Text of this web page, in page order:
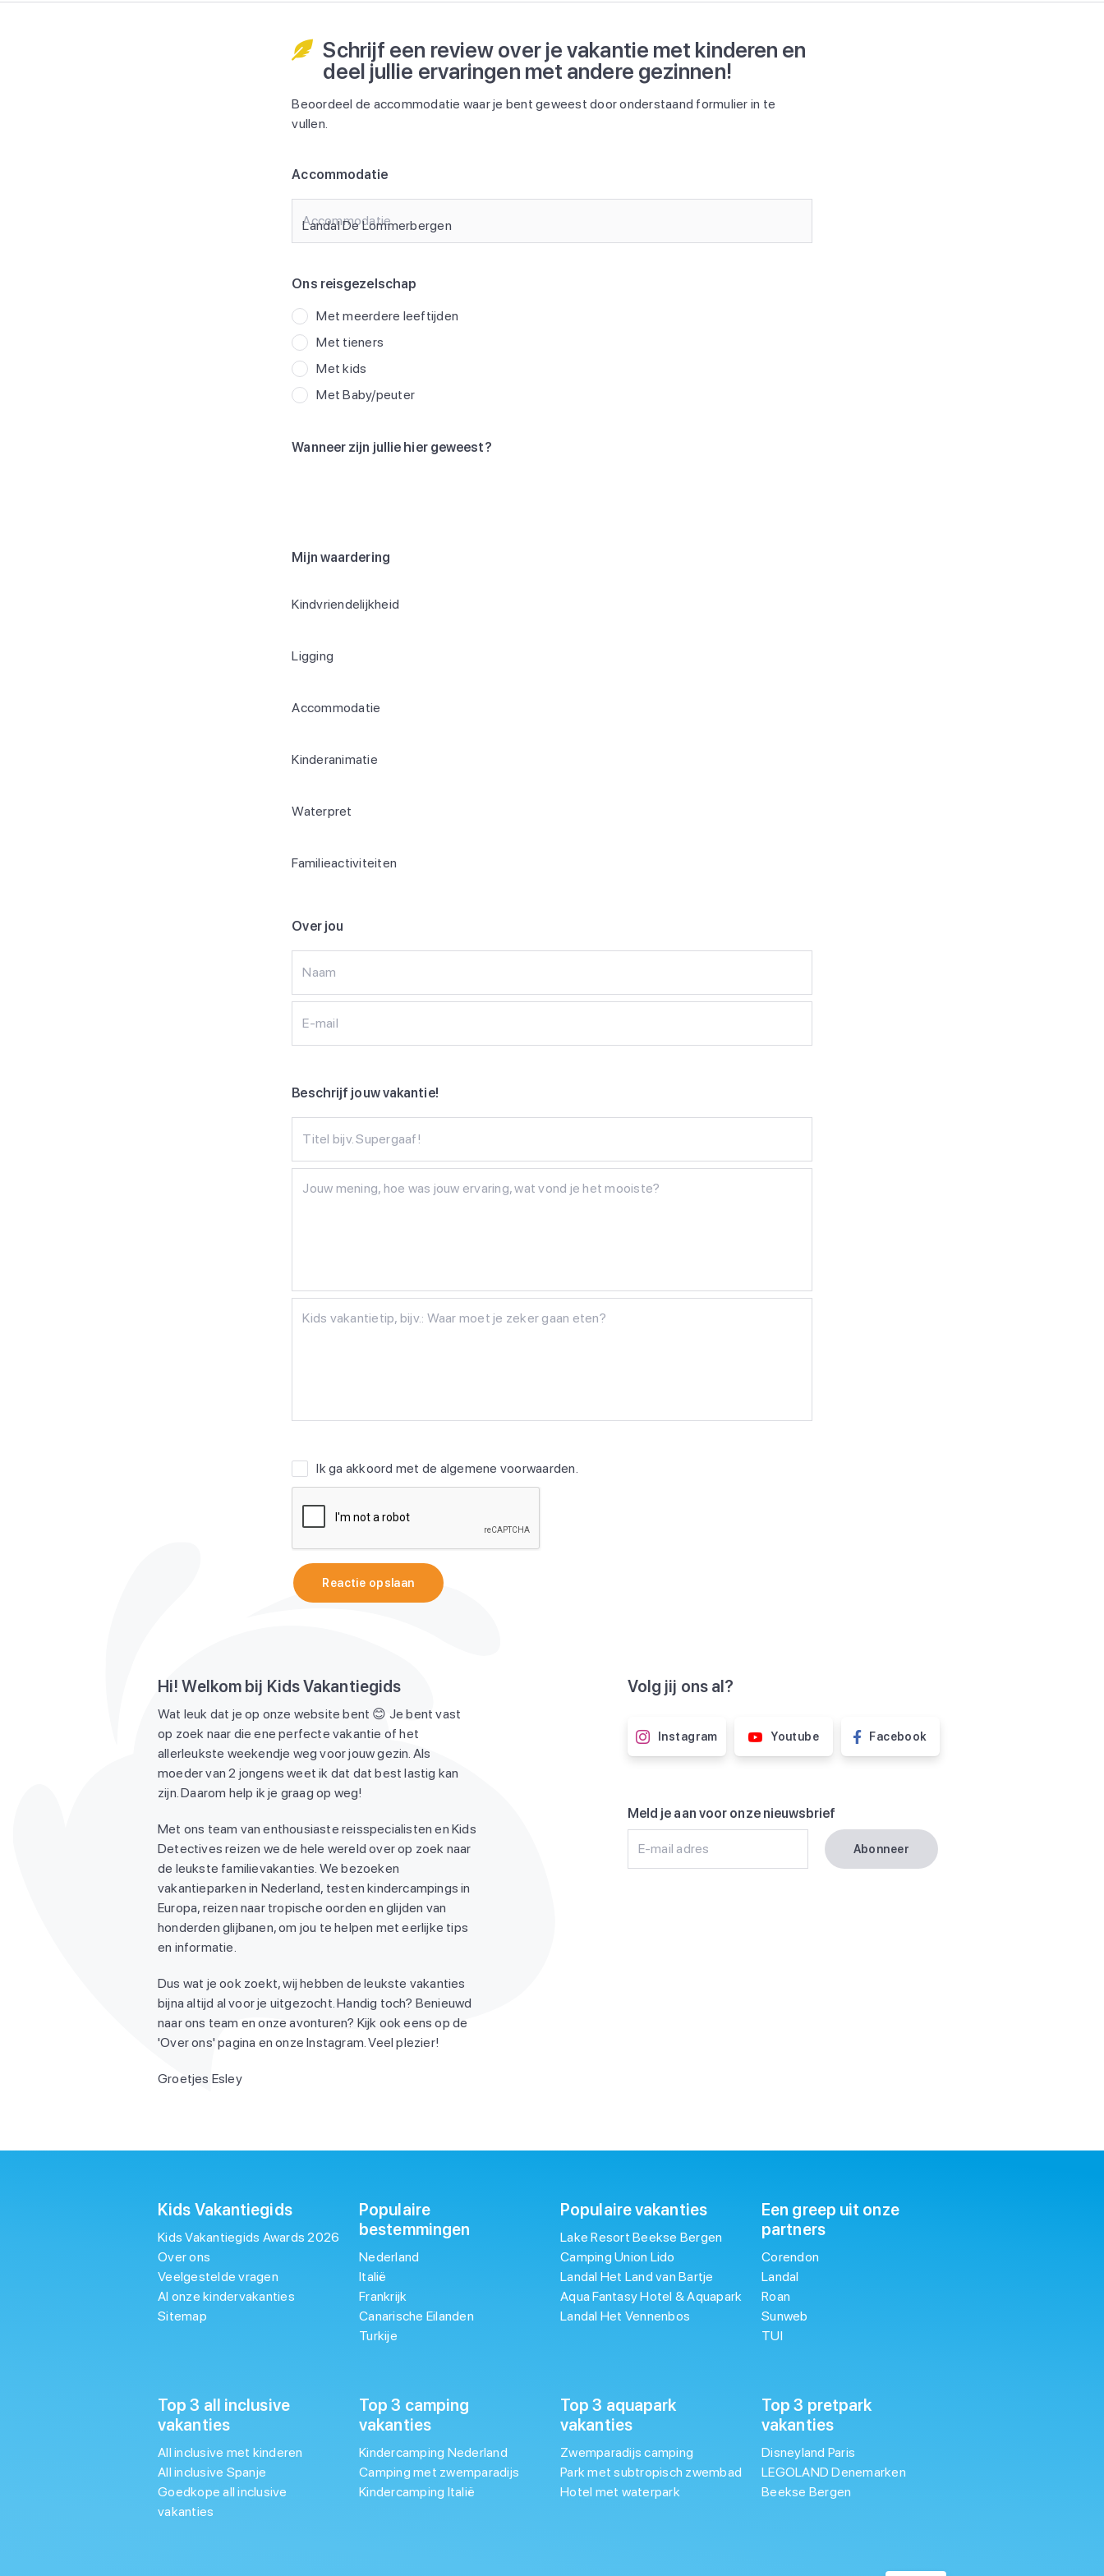
Schrijf een review over je vakantie met kinderen en
deel jullie ervaringen met andere gezinnen!
Beoordeel de accommodatie waar je bent geweest door onderstaand formulier in te
vullen.
Accommodatie
Accommodatie
Ons reisgezelschap
Met meerdere leeftijden
Met tieners
Met kids
Met Baby/peuter
Wanneer zijn jullie hier geweest?
Mijn waardering
Kindvriendelijkheid
Ligging
Accommodatie
Kinderanimatie
Waterpret
Familieactiviteiten
Over jou
Naam
E-mail
Beschrijf jouw vakantie!
Titel bijv. Supergaaf!
Ik ga akkoord met de algemene voorwaarden.
Reactie opslaan
Hi! Welkom bij Kids Vakantiegids
Wat leuk dat je op onze website bent 😊 Je bent vast
op zoek naar die ene perfecte vakantie of het
allerleukste weekendje weg voor jouw gezin. Als
moeder van 2 jongens weet ik dat dat best lastig kan
zijn. Daarom help ik je graag op weg!
Met ons team van enthousiaste reisspecialisten en Kids
Detectives reizen we de hele wereld over op zoek naar
de leukste familievakanties. We bezoeken
vakantieparken in Nederland, testen kindercampings in
Europa, reizen naar tropische oorden en glijden van
honderden glijbanen, om jou te helpen met eerlijke tips
en informatie.
Dus wat je ook zoekt, wij hebben de leukste vakanties
bijna altijd al voor je uitgezocht. Handig toch? Benieuwd
naar ons team en onze avonturen? Kijk ook eens op de
'Over ons' pagina en onze Instagram. Veel plezier!
Groetjes Esley
Volg jij ons al?
Instagram Youtube Facebook
Meld je aan voor onze nieuwsbrief
E-mail adres Abonneer
Kids Vakantiegids
Kids Vakantiegids Awards 2026
Over ons
Veelgestelde vragen
Al onze kindervakanties
Sitemap
Populaire
bestemmingen
Nederland
Italië
Frankrijk
Canarische Eilanden
Turkije
Populaire vakanties
Lake Resort Beekse Bergen
Camping Union Lido
Landal Het Land van Bartje
Aqua Fantasy Hotel & Aquapark
Landal Het Vennenbos
Een greep uit onze
partners
Corendon
Landal
Roan
Sunweb
TUI
Top 3 all inclusive
vakanties
All inclusive met kinderen
All inclusive Spanje
Goedkope all inclusive
vakanties
Top 3 camping
vakanties
Kindercamping Nederland
Camping met zwemparadijs
Kindercamping Italië
Top 3 aquapark
vakanties
Zwemparadijs camping
Park met subtropisch zwembad
Hotel met waterpark
Top 3 pretpark
vakanties
Disneyland Paris
LEGOLAND Denemarken
Beekse Bergen